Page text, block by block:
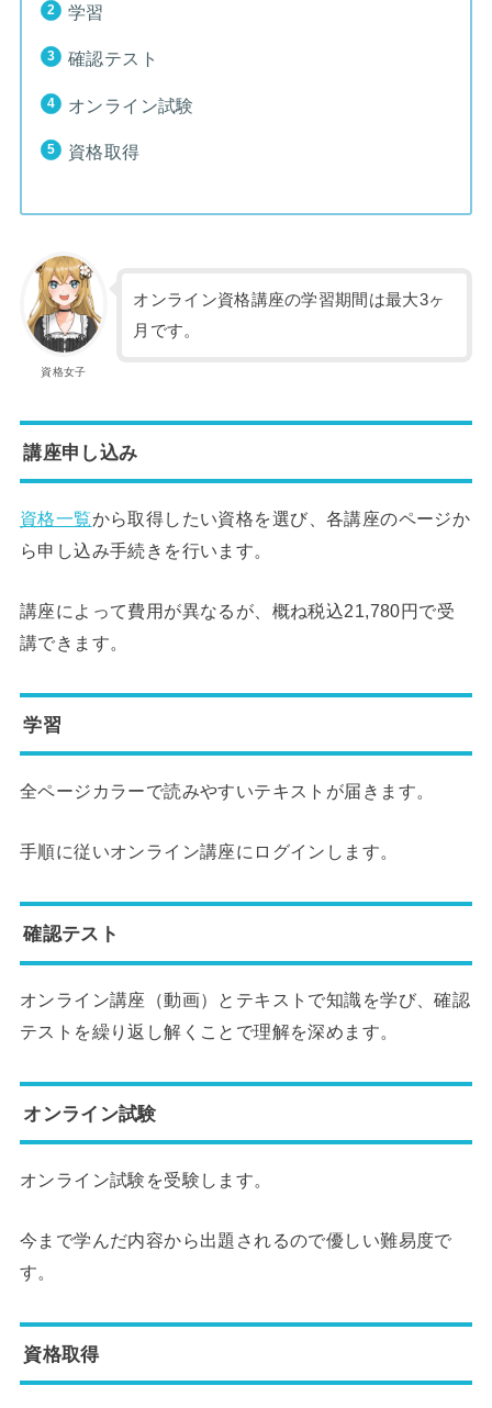
学習
確認テスト
オンライン試験
資格取得
資格女子
オンライン資格講座の学習期間は最大3ヶ
月です。
講座申し込み
資格一覧から取得したい資格を選び、各講座のページか
ら申し込み手続きを行います。
講座によって費用が異なるが、概ね税込21,780円で受
講できます。
学習
全ページカラーで読みやすいテキストが届きます。
手順に従いオンライン講座にログインします。
確認テスト
オンライン講座（動画）とテキストで知識を学び、確認
テストを繰り返し解くことで理解を深めます。
オンライン試験
オンライン試験を受験します。
今まで学んだ内容から出題されるので優しい難易度で
す。
資格取得